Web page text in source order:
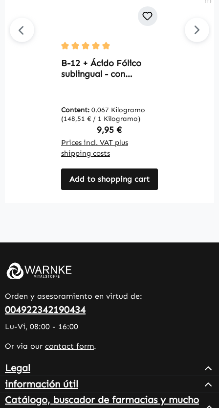
Average rating of 5 out of 5 stars
B-12 + Ácido Fólico
sublingual - con
embarazo, energía y
mucho más | Warnke
Vitalstoffe
Content: 0.067 Kilogramo
(148,51 € / 1 Kilogramo)
Regular price:
9,95 €
Prices incl. VAT plus
shipping costs
Add to shopping cart
Orden y asesoramiento en virtud de:
004922342190434
Lu-Vi, 08:00 - 16:00
Or via our contact form.
Legal
información útil
Catálogo, buscador de farmacias y mucho